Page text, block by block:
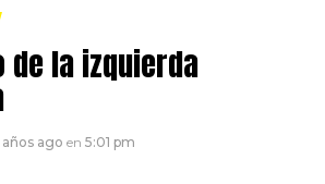
de la izquierda
ago en 5:01 pm